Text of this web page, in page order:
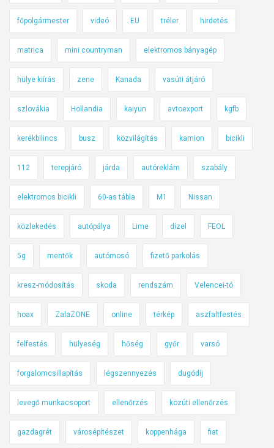
főpolgármester videó EU tréler hirdetés
matrica mini countryman elektromos bányagép
hülye kiírás zene Kanada vasúti átjáró
szlovákia Hollandia kaiyun avtoexport kgfb
kerékbilincs busz közvilágítás kamion bicikli
112 terepjáró járda autóreklám szabály
elektromos bicikli 60-as tábla M1 Nissan
közlekedés autópálya Lime dízel FEOL
5g mentők autómosó fizető parkolás
kresz-módosítás skoda rendszám Velencei-tó
hoax ZalaZONE online térkép aszfaltfestés
felfestés hülyeség hőség győr varsó
forgalomcsillapítás légszennyezés dugódíj
levegő munkacsoport ellenőrzés közúti ellenőrzés
gazdagrét városépítészet koppenhága fiat